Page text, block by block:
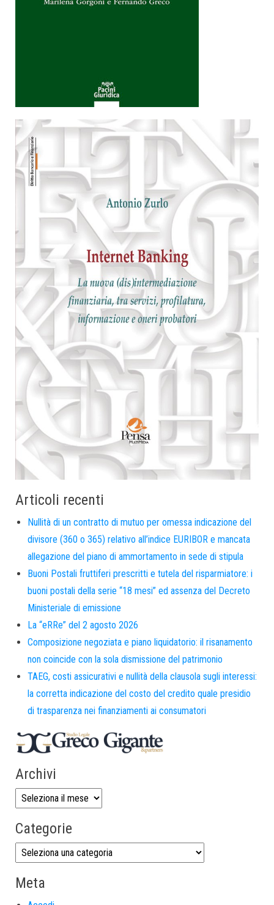
Articoli recenti
Nullità di un contratto di mutuo per omessa indicazione del
divisore (360 o 365) relativo all’indice EURIBOR e mancata
allegazione del piano di ammortamento in sede di stipula
Buoni Postali fruttiferi prescritti e tutela del risparmiatore: i
buoni postali della serie “18 mesi” ed assenza del Decreto
Ministeriale di emissione
La “eRRe” del 2 agosto 2026
Composizione negoziata e piano liquidatorio: il risanamento
non coincide con la sola dismissione del patrimonio
TAEG, costi assicurativi e nullità della clausola sugli interessi:
la corretta indicazione del costo del credito quale presidio
di trasparenza nei finanziamenti ai consumatori
Archivi
Categorie
Meta